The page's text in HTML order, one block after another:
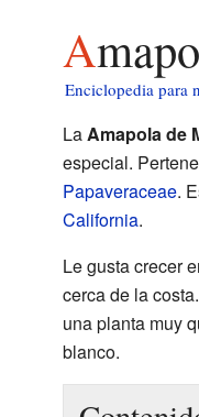
Enciclopedia para
LaAmapola de
especial.
Papaveraceae.
California.
Le gusta crecer
cerca de la
una planta muy
blanco.